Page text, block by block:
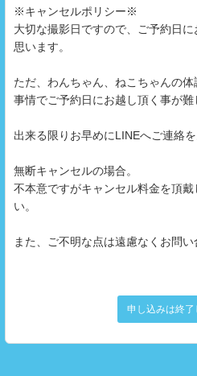
※キャンセルポリシー※
大切な撮影日ですので、ご予約日
思います。
ただ、わんちゃん、ねこちゃんの
事情でご予約日にお越し頂く事が難
出来る限りお早めにLINEへご連絡を
無断キャンセルの場合。
不本意ですがキャンセル料金を頂
い。
また、ご不明な点は遠慮なくお問い
申し込みは終了